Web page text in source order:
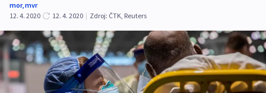
mor,mvr
12. 4. 2020
12. 4. 2020 | Zdroj: ČTK, Reuters